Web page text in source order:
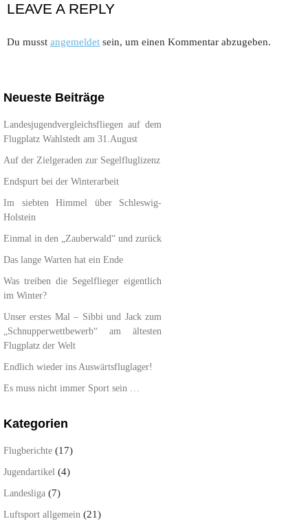
LEAVE A REPLY
Du musst angemeldet sein, um einen Kommentar abzugeben.
Neueste Beiträge
Landesjugendvergleichsfliegen auf dem
Flugplatz Wahlstedt am 31.August
Auf der Zielgeraden zur Segelfluglizenz
Endspurt bei der Winterarbeit
Im siebten Himmel über Schleswig-
Holstein
Einmal in den „Zauberwald“ und zurück
Das lange Warten hat ein Ende
Was treiben die Segelflieger eigentlich
im Winter?
Unser erstes Mal – Sibbi und Jack zum
„Schnupperwettbewerb“ am ältesten
Flugplatz der Welt
Endlich wieder ins Auswärtsfluglager!
Es muss nicht immer Sport sein …
Kategorien
Flugberichte (17)
Jugendartikel (4)
Landesliga (7)
Luftsport allgemein (21)